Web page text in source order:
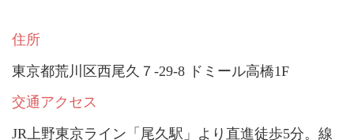
住所
東京都荒川区西尾久７-29-8 ドミール高橋1F
交通アクセス
JR上野東京ライン「尾久駅」より直進徒歩5分。線